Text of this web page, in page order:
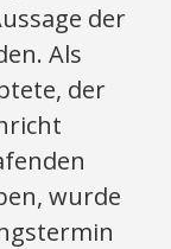
der
Als
der
wurde